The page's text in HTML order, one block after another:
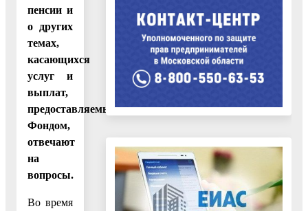
пенсии и
о других
темах,
касающихся
услуг и
выплат,
предоставляемых
Фондом,
отвечают
на
вопросы.
Во время